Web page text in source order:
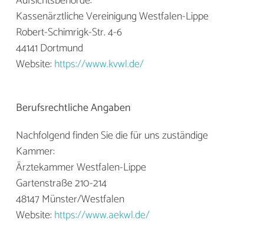
Kassenärztliche Vereinigung Westfalen-Lippe
Robert-Schimrigk-Str. 4-6
44141 Dortmund
Website:https://www.kvwl.de/
Berufsrechtliche Angaben
Nachfolgend finden Sie die für uns zuständige
Kammer:
Ärztekammer Westfalen-Lippe
Gartenstraße 210-214
48147 Münster/Westfalen
Website:https://www.aekwl.de/